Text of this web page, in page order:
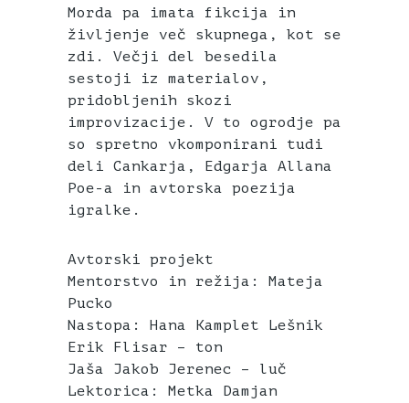
Morda pa imata fikcija in
življenje več skupnega, kot se
zdi. Večji del besedila
sestoji iz materialov,
pridobljenih skozi
improvizacije. V to ogrodje pa
so spretno vkomponirani tudi
deli Cankarja, Edgarja Allana
Poe-a in avtorska poezija
igralke.
Avtorski projekt
Mentorstvo in režija: Mateja
Pucko
Nastopa: Hana Kamplet Lešnik
Erik Flisar – ton
Jaša Jakob Jerenec – luč
Lektorica: Metka Damjan